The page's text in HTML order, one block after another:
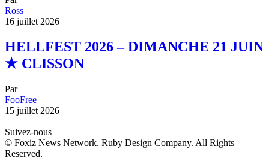
Ross
16 juillet 2026
HELLFEST 2026 – DIMANCHE 21 JUIN
★ CLISSON
Par
FooFree
15 juillet 2026
Suivez-nous
© Foxiz News Network. Ruby Design Company. All Rights
Reserved.